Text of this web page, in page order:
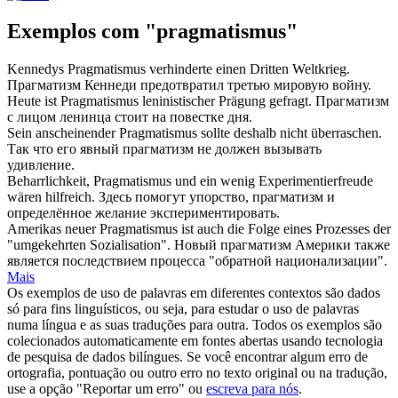
Exemplos com "pragmatismus"
Kennedys Pragmatismus verhinderte einen Dritten Weltkrieg.
Прагматизм Кеннеди предотвратил третью мировую войну.
Heute ist Pragmatismus leninistischer Prägung gefragt. Прагматизм
с лицом ленинца стоит на повестке дня.
Sein anscheinenderPragmatismus sollte deshalb nicht überraschen.
Так что его явный прагматизм не должен вызывать
удивление.
Beharrlichkeit, Pragmatismus und ein wenig Experimentierfreude
wären hilfreich. Здесь помогут упорство, прагматизм и
определённое желание экспериментировать.
Amerikas neuerPragmatismus ist auch die Folge eines Prozesses der
"umgekehrten Sozialisation". Новый прагматизм Америки также
является последствием процесса "обратной национализации".
Mais
Os exemplos de uso de palavras em diferentes contextos são dados
só para fins linguísticos, ou seja, para estudar o uso de palavras
numa língua e as suas traduções para outra. Todos os exemplos são
colecionados automaticamente em fontes abertas usando tecnologia
de pesquisa de dados bilíngues. Se você encontrar algum erro de
ortografia, pontuação ou outro erro no texto original ou na tradução,
use a opção "Reportar um erro" ou escreva para nós.